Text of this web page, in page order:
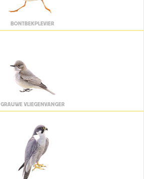
BONTBEKPLEVIER
GRAUWE VLIEGENVANGER